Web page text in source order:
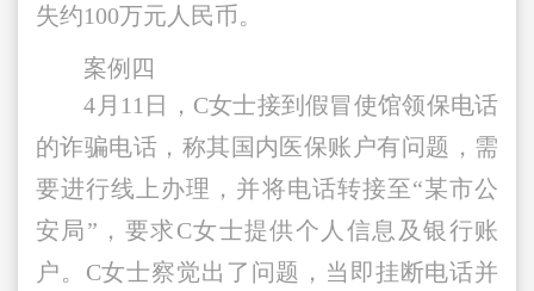
失约100万元人民币。
案例四
4月11日，C女士接到假冒使馆领保电话
的诈骗电话，称其国内医保账户有问题，需
要进行线上办理，并将电话转接至“某市公
安局”，要求C女士提供个人信息及银行账
户。C女士察觉出了问题，当即挂断电话并